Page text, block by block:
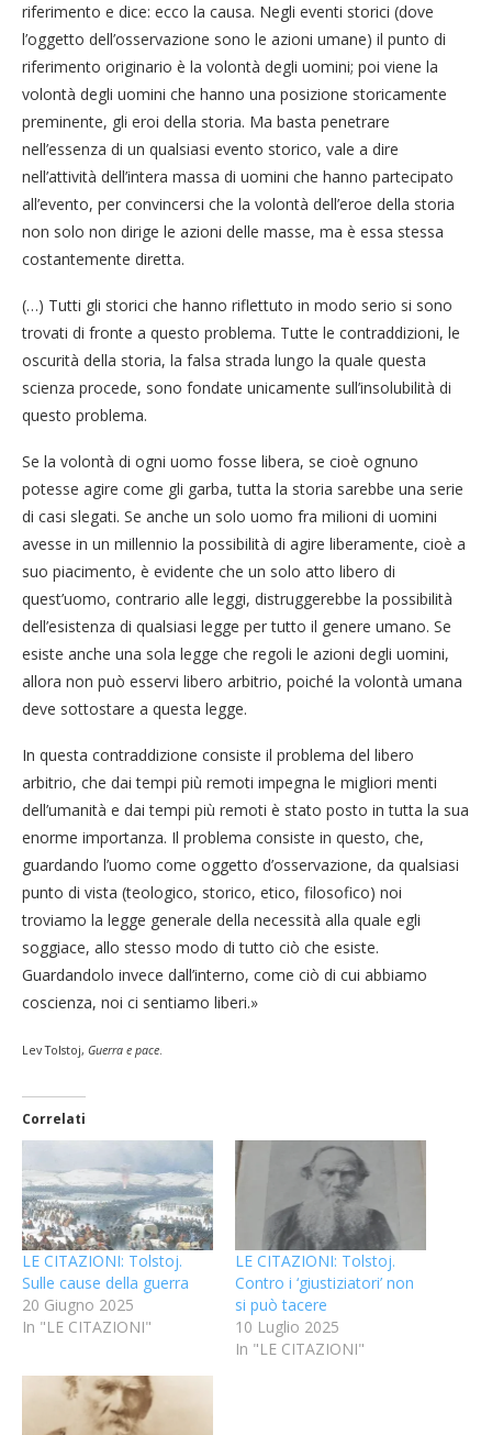
riferimento e dice: ecco la causa. Negli eventi storici (dove
l’oggetto dell’osservazione sono le azioni umane) il punto di
riferimento originario è la volontà degli uomini; poi viene la
volontà degli uomini che hanno una posizione storicamente
preminente, gli eroi della storia. Ma basta penetrare
nell’essenza di un qualsiasi evento storico, vale a dire
nell’attività dell’intera massa di uomini che hanno partecipato
all’evento, per convincersi che la volontà dell’eroe della storia
non solo non dirige le azioni delle masse, ma è essa stessa
costantemente diretta.
(…) Tutti gli storici che hanno riflettuto in modo serio si sono
trovati di fronte a questo problema. Tutte le contraddizioni, le
oscurità della storia, la falsa strada lungo la quale questa
scienza procede, sono fondate unicamente sull’insolubilità di
questo problema.
Se la volontà di ogni uomo fosse libera, se cioè ognuno
potesse agire come gli garba, tutta la storia sarebbe una serie
di casi slegati. Se anche un solo uomo fra milioni di uomini
avesse in un millennio la possibilità di agire liberamente, cioè a
suo piacimento, è evidente che un solo atto libero di
quest’uomo, contrario alle leggi, distruggerebbe la possibilità
dell’esistenza di qualsiasi legge per tutto il genere umano. Se
esiste anche una sola legge che regoli le azioni degli uomini,
allora non può esservi libero arbitrio, poiché la volontà umana
deve sottostare a questa legge.
In questa contraddizione consiste il problema del libero
arbitrio, che dai tempi più remoti impegna le migliori menti
dell’umanità e dai tempi più remoti è stato posto in tutta la sua
enorme importanza. Il problema consiste in questo, che,
guardando l’uomo come oggetto d’osservazione, da qualsiasi
punto di vista (teologico, storico, etico, filosofico) noi
troviamo la legge generale della necessità alla quale egli
soggiace, allo stesso modo di tutto ciò che esiste.
Guardandolo invece dall’interno, come ciò di cui abbiamo
coscienza, noi ci sentiamo liberi.»
Lev Tolstoj, Guerra e pace.
Correlati
LE CITAZIONI: Tolstoj.
Sulle cause della guerra
20 Giugno 2025
In "LE CITAZIONI"
LE CITAZIONI: Tolstoj.
Contro i ‘giustiziatori’ non
si può tacere
10 Luglio 2025
In "LE CITAZIONI"